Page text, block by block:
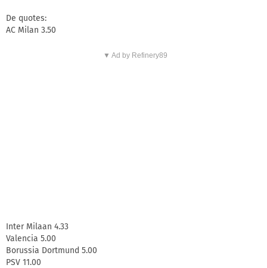
De quotes:
AC Milan 3.50
▼ Ad by Refinery89
Inter Milaan 4.33
Valencia 5.00
Borussia Dortmund 5.00
PSV 11.00